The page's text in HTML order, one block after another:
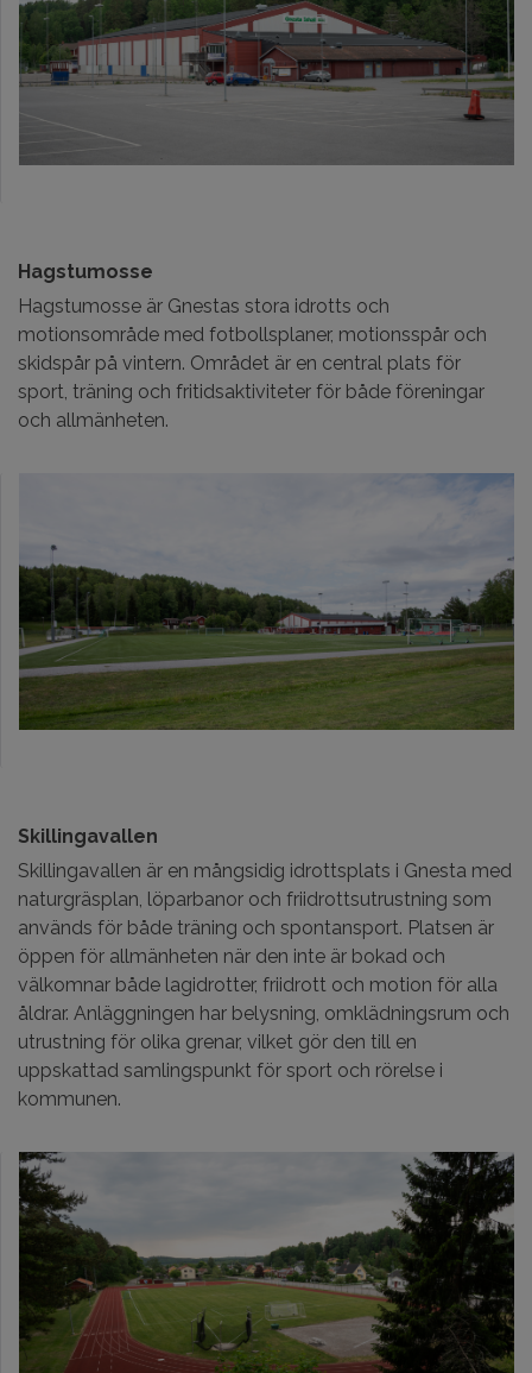
Hagstumosse
Hagstumosse är Gnestas stora idrotts och
motionsområde med fotbollsplaner, motionsspår och
skidspår på vintern. Området är en central plats för
sport, träning och fritidsaktiviteter för både föreningar
och allmänheten.
Skillingavallen
Skillingavallen är en mångsidig idrottsplats i Gnesta med
naturgräsplan, löparbanor och friidrottsutrustning som
används för både träning och spontansport. Platsen är
öppen för allmänheten när den inte är bokad och
välkomnar både lagidrotter, friidrott och motion för alla
åldrar. Anläggningen har belysning, omklädningsrum och
utrustning för olika grenar, vilket gör den till en
uppskattad samlingspunkt för sport och rörelse i
kommunen.